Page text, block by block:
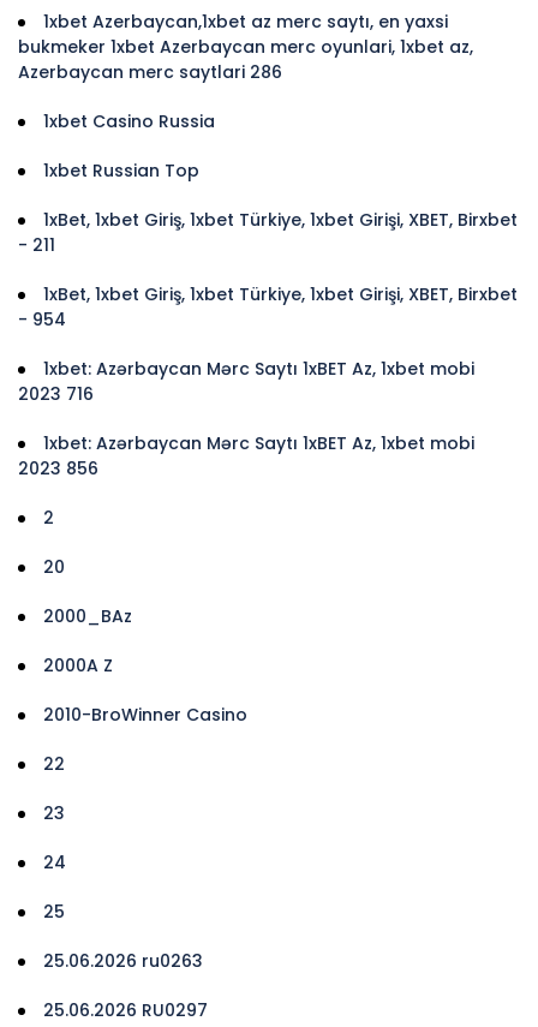
1xbet Azerbaycan,1xbet az merc saytı, en yaxsi
bukmeker 1xbet Azerbaycan merc oyunlari, 1xbet az,
Azerbaycan merc saytlari 286
1xbet Casino Russia
1xbet Russian Top
1xBet, 1xbet Giriş, 1xbet Türkiye, 1xbet Girişi, XBET, Birxbet
- 211
1xBet, 1xbet Giriş, 1xbet Türkiye, 1xbet Girişi, XBET, Birxbet
- 954
1xbet: Azərbaycan Mərc Saytı 1xBET Az, 1xbet mobi
2023 716
1xbet: Azərbaycan Mərc Saytı 1xBET Az, 1xbet mobi
2023 856
2
20
2000_BAz
2000A Z
2010-BroWinner Casino
22
23
24
25
25.06.2026 ru0263
25.06.2026 RU0297